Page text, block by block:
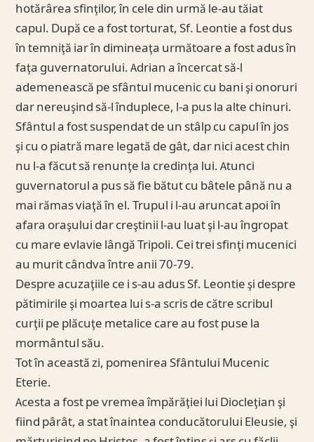
hotărârea sfinţilor, în cele din urmă le-au tăiat
capul. După ce a fost torturat, Sf. Leontie a fost dus
în temniţă iar în dimineaţa următoare a fost adus în
faţa guvernatorului. Adrian a încercat să-l
ademenească pe sfântul mucenic cu bani şi onoruri
dar nereuşind să-l înduplece, l-a pus la alte chinuri.
Sfântul a fost suspendat de un stâlp cu capul în jos
şi cu o piatră mare legată de gât, dar nici acest chin
nu l-a făcut să renunţe la credinţa lui. Atunci
guvernatorul a pus să fie bătut cu bâtele până nu a
mai rămas viaţă în el. Trupul i l-au aruncat apoi în
afara oraşului dar creştinii l-au luat şi l-au îngropat
cu mare evlavie lângă Tripoli. Cei trei sfinţi mucenici
au murit cândva între anii 70-79.
Despre acuzaţiile ce i s-au adus Sf. Leontie şi despre
pătimirile şi moartea lui s-a scris de către scribul
curţii pe plăcuţe metalice care au fost puse la
mormântul său.
Tot în această zi, pomenirea Sfântului Mucenic
Eterie.
Acesta a fost pe vremea împărăţiei lui Diocleţian şi
fiind pârât, a stat înaintea conducătorului Eleusie, şi